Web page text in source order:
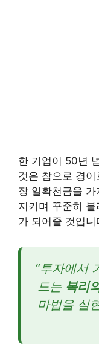
한 기업이 50년
것은 참으로 경
장 일확천금을
지키며 꾸준히
가 되어줄 것입니
“투자에서
드는 복리
마법을 실